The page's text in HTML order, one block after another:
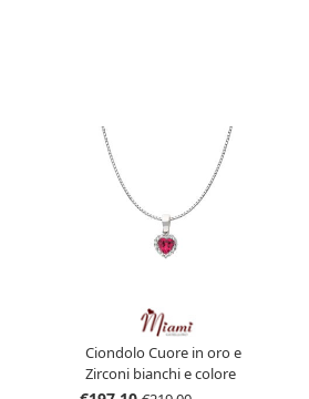
Ciondolo Cuore in oro e
Zirconi bianchi e colore
rubino catena in argento